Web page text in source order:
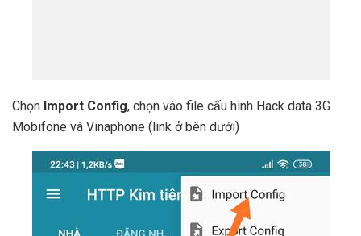
Chọn Import Config, chọn vào file cấu hình Hack data 3G
Mobifone và Vinaphone (link ở bên dưới)